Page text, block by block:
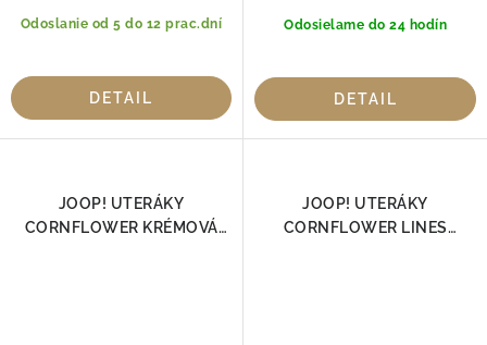
Odoslanie od 5 do 12 prac.dní
DETAIL
Odosielame do 24 hodín
DETAIL
JOOP! UTERÁKY
CORNFLOWER KRÉMOVÁ
JOOP! UTERÁKY
CORNFLOWER LINES